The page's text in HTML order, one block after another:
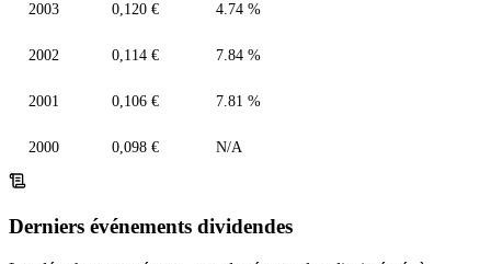
2003 0,120 € 4.74 %
2002 0,114 € 7.84 %
2001 0,106 € 7.81 %
2000 0,098 € N/A
Derniers événements dividendes